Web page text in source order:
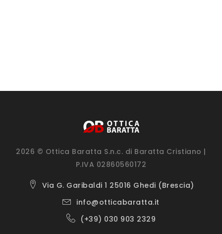
2026 © Ottica Baratta S.n.c. di Baratta Cristiano |
P.IVA 02860560172
Via G. Garibaldi 1 25016 Ghedi (Brescia)
info@otticabaratta.it
(+39) 030 903 2329